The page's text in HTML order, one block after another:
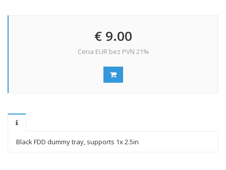
€ 9.00
Cena EUR bez PVN 21%
Black FDD dummy tray, supports 1x 2.5in